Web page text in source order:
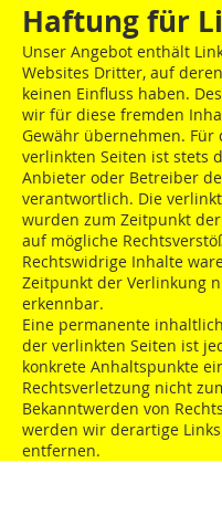
Haftung für
Unser Angebot enthält
Websites Dritter, auf
keinen Einfluss haben.
wir für diese fremden
Gewähr übernehmen.
verlinkten Seiten ist stets
Anbieter oder Betreiber
verantwortlich. Die
wurden zum Zeitpunkt
auf mögliche
Rechtswidrige Inhalte
Zeitpunkt der Verlinkung
erkennbar.
Eine permanente
der verlinkten Seiten ist
konkrete Anhaltspunkte
Rechtsverletzung nicht
Bekanntwerden von
werden wir derartige
entfernen.